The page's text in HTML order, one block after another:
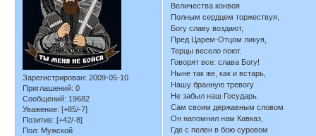
Зарегистрирован: 2009-05-10
Приглашений: 0
Сообщений: 19682
Уважение: [+85/-7]
Позитив: [+42/-8]
Пол: Мужской
Величества конвоя
Полным сердцем торжествуя,
Богу славу воздают,
Пред Царем-Отцом ликуя,
Терцы весело поют.
Говорят все: слава Богу!
Ныне так же, как и встарь,
Нашу бранную тревогу
Не забыл наш Государь.
Сам своим державным словом
Он напомнил нам Кавказ,
Где с пелен в бою суровом